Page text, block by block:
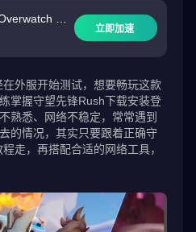
Ru
立即加速
在外服开始测试，想要畅玩这款
掌握守望先锋Rush下载安装登
熟悉、网络不稳定，常常遇到
的情况，其实只要跟着正确守
走，再搭配合适的网络工具，